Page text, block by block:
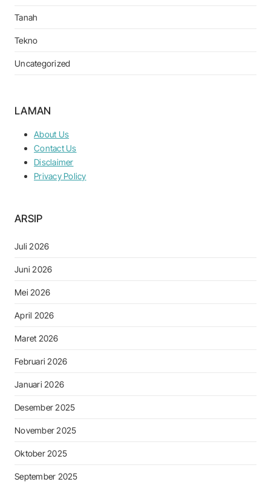
Tanah
Tekno
Uncategorized
LAMAN
About Us
Contact Us
Disclaimer
Privacy Policy
ARSIP
Juli 2026
Juni 2026
Mei 2026
April 2026
Maret 2026
Februari 2026
Januari 2026
Desember 2025
November 2025
Oktober 2025
September 2025